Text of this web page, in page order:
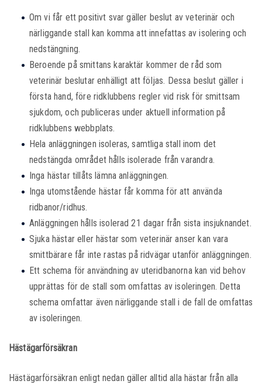
Om vi får ett positivt svar gäller beslut av veterinär och
närliggande stall kan komma att innefattas av isolering och
nedstängning.
Beroende på smittans karaktär kommer de råd som
veterinär beslutar enhälligt att följas. Dessa beslut gäller i
första hand, före ridklubbens regler vid risk för smittsam
sjukdom, och publiceras under aktuell information på
ridklubbens webbplats.
Hela anläggningen isoleras, samtliga stall inom det
nedstängda området hålls isolerade från varandra.
Inga hästar tillåts lämna anläggningen.
Inga utomstående hästar får komma för att använda
ridbanor/ridhus.
Anläggningen hålls isolerad 21 dagar från sista insjuknandet.
Sjuka hästar eller hästar som veterinär anser kan vara
smittbärare får inte rastas på ridvägar utanför anläggningen.
Ett schema för användning av uteridbanorna kan vid behov
upprättas för de stall som omfattas av isoleringen. Detta
schema omfattar även närliggande stall i de fall de omfattas
av isoleringen.
Hästägarförsäkran
Hästägarförsäkran enligt nedan gäller alltid alla hästar från alla